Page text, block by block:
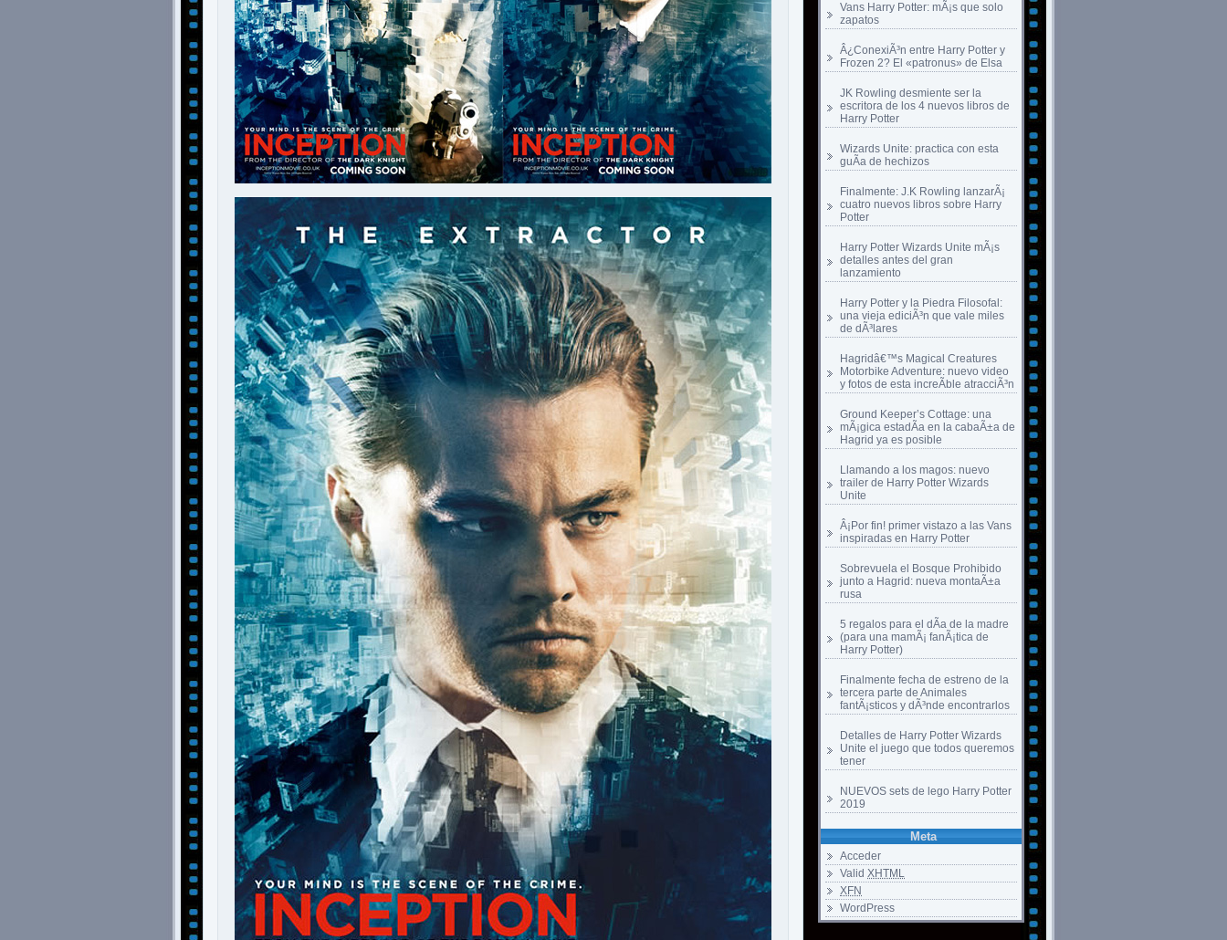
Vans Harry Potter: mÃ¡s que solo
zapatos
Â¿ConexiÃ³n entre Harry Potter y
Frozen 2? El «patronus» de Elsa
JK Rowling desmiente ser la
escritora de los 4 nuevos libros de
Harry Potter
Wizards Unite: practica con esta
guÃ­a de hechizos
Finalmente: J.K Rowling lanzarÃ¡
cuatro nuevos libros sobre Harry
Potter
Harry Potter Wizards Unite mÃ¡s
detalles antes del gran
lanzamiento
Harry Potter y la Piedra Filosofal:
una vieja ediciÃ³n que vale miles
de dÃ³lares
Hagridâ€™s Magical Creatures
Motorbike Adventure: nuevo video
y fotos de esta increÃ­ble atracciÃ³n
Ground Keeper’s Cottage: una
mÃ¡gica estadÃ­a en la cabaÃ±a de
Hagrid ya es posible
Llamando a los magos: nuevo
trailer de Harry Potter Wizards
Unite
Â¡Por fin! primer vistazo a las Vans
inspiradas en Harry Potter
Sobrevuela el Bosque Prohibido
junto a Hagrid: nueva montaÃ±a
rusa
5 regalos para el dÃ­a de la madre
(para una mamÃ¡ fanÃ¡tica de
Harry Potter)
Finalmente fecha de estreno de la
tercera parte de Animales
fantÃ¡sticos y dÃ³nde encontrarlos
Detalles de Harry Potter Wizards
Unite el juego que todos queremos
tener
NUEVOS sets de lego Harry Potter
2019
Meta
Acceder
Valid XHTML
XFN
WordPress